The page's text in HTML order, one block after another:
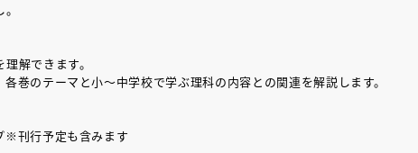
解できます。
巻のテーマと小～中学校で学ぶ理科の内容との関連を解説します。
※刊行予定も含みます